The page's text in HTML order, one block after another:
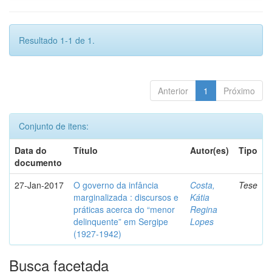
Resultado 1-1 de 1.
Anterior 1 Próximo
Conjunto de itens:
Data do
documento
Título Autor(es) Tipo
27-Jan-2017
O governo da infância
marginalizada : discursos e
práticas acerca do “menor
delinquente” em Sergipe
(1927-1942)
Costa,
Kátia
Regina
Lopes
Tese
Busca facetada